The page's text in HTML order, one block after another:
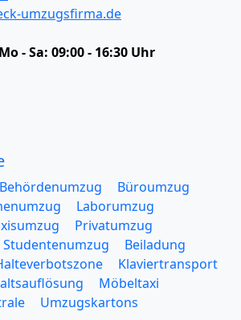
umzugsfirma.de
Mo - Sa: 09:00 - 16:30 Uhr
Behördenumzug
Büroumzug
Laborumzug
Privatumzug
Studentenumzug
Beiladung
Klaviertransport
Möbeltaxi
Umzugskartons